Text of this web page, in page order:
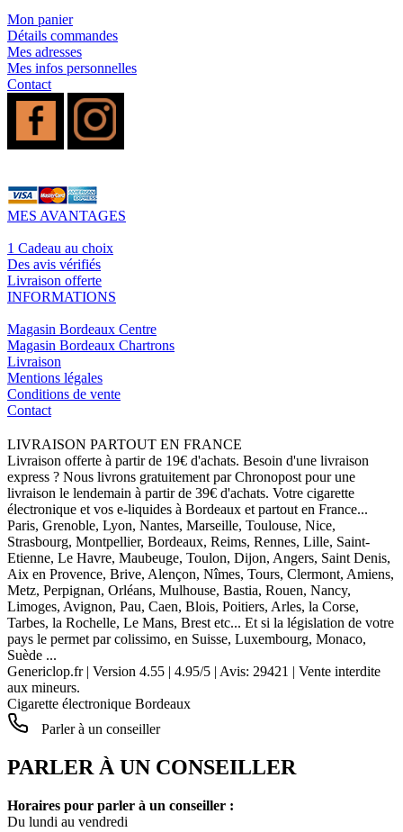
Mon panier
Détails commandes
Mes adresses
Mes infos personnelles
Contact
MES AVANTAGES
1 Cadeau au choix
Des avis vérifiés
Livraison offerte
INFORMATIONS
Magasin Bordeaux Centre
Magasin Bordeaux Chartrons
Livraison
Mentions légales
Conditions de vente
Contact
LIVRAISON PARTOUT EN FRANCE
Livraison offerte à partir de 19€ d'achats. Besoin d'une livraison
express ? Nous livrons gratuitement par Chronopost pour une
livraison le lendemain à partir de 39€ d'achats. Votre cigarette
électronique et vos e-liquides à Bordeaux et partout en France...
Paris, Grenoble, Lyon, Nantes, Marseille, Toulouse, Nice,
Strasbourg, Montpellier, Bordeaux, Reims, Rennes, Lille, Saint-
Etienne, Le Havre, Maubeuge, Toulon, Dijon, Angers, Saint Denis,
Aix en Provence, Brive, Alençon, Nîmes, Tours, Clermont, Amiens,
Metz, Perpignan, Orléans, Mulhouse, Bastia, Rouen, Nancy,
Limoges, Avignon, Pau, Caen, Blois, Poitiers, Arles, la Corse,
Tarbes, la Rochelle, Le Mans, Brest etc... Et si la législation de votre
pays le permet par colissimo, en Suisse, Luxembourg, Monaco,
Suède ...
Genericlop.fr| Version 4.55 | 4.95/5 | Avis: 29421 | Vente interdite
aux mineurs.
Cigarette électronique Bordeaux
Parler à un conseiller
PARLER À UN CONSEILLER
Horaires pour parler à un conseiller :
Du lundi au vendredi